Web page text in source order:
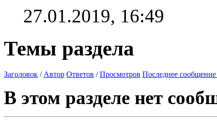
27.01.2019, 16:49
Темы раздела
Заголовок / Автор Ответов /Просмотров Последнее сообщение
В этом разделе нет